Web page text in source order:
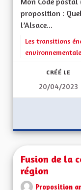
proposition :
l’Alsace...
Filtrer les
Les transitions
CRÉÉ LE
20/04/2023
Fusion de la
région
Proposition